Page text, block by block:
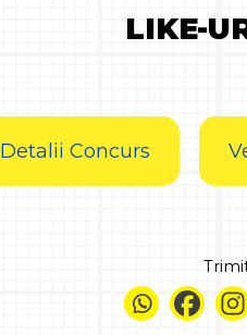
LIKE-
Detalii Concurs